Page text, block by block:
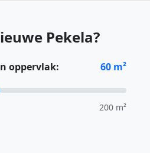
Pekela?
oppervlak: 60 m²
200 m²